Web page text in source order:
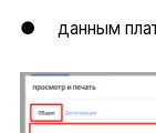
● данным